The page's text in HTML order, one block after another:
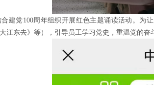
建党100周年组织开展红色主题诵读活动。为
江东去》等），引导员工学习党史，重温党的奋